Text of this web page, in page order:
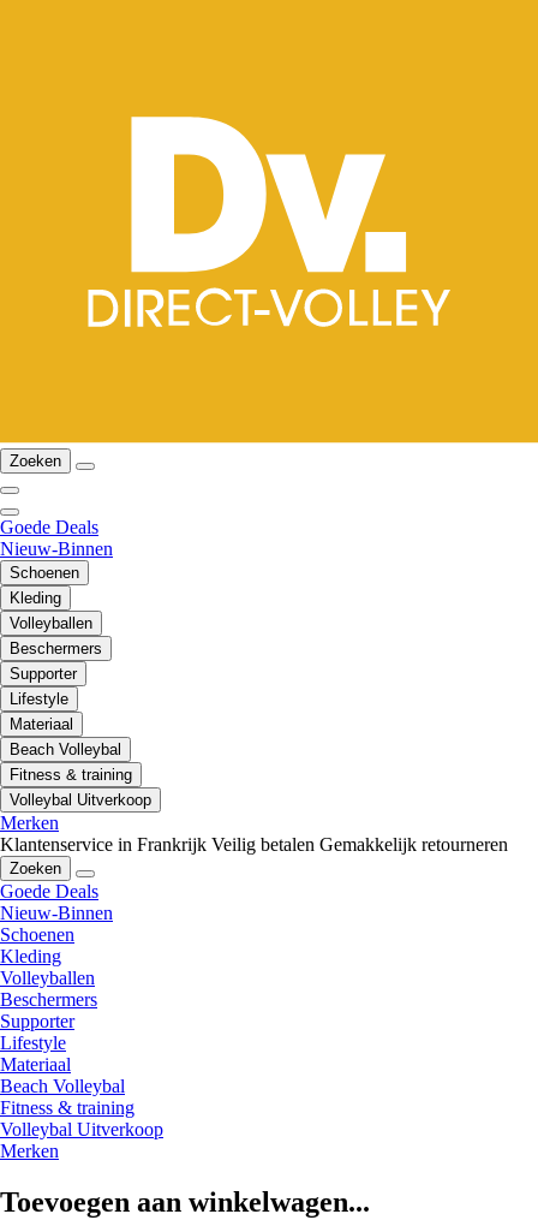
Zoeken
Goede Deals
Nieuw-Binnen
Schoenen
Kleding
Volleyballen
Beschermers
Supporter
Lifestyle
Materiaal
Beach Volleybal
Fitness & training
Volleybal Uitverkoop
Merken
Klantenservice in Frankrijk Veilig betalen Gemakkelijk retourneren
Zoeken
Goede Deals
Nieuw-Binnen
Schoenen
Kleding
Volleyballen
Beschermers
Supporter
Lifestyle
Materiaal
Beach Volleybal
Fitness & training
Volleybal Uitverkoop
Merken
Toevoegen aan winkelwagen...